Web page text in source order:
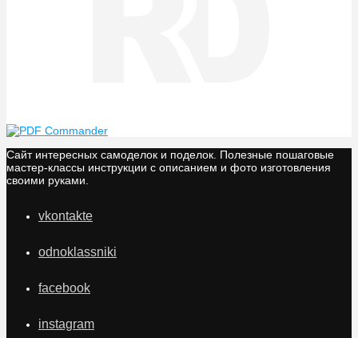
Сайт интересных самоделок и поделок. Полезные пошаговые
мастер-классы инструкции с описанием и фото изготовления
своими руками.
vkontakte
odnoklassniki
facebook
instagram